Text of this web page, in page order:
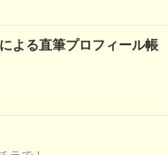
よる直筆プロフィール帳